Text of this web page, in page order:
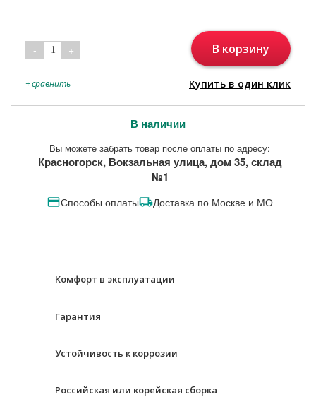
- 1 + В корзину
+сравнить Купить в один клик
В наличии
Вы можете забрать товар после оплаты по адресу:
Красногорск, Вокзальная улица, дом 35, склад
№1
Способы оплаты Доставка по Москве и МО
Комфорт в эксплуатации
Гарантия
Устойчивость к коррозии
Российская или корейская сборка